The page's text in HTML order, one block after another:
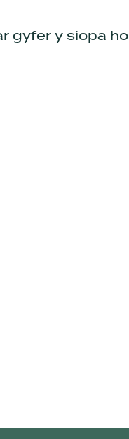
gyfer y siopa